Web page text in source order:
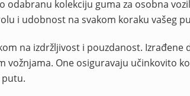
odabranu kolekciju guma za osobna
i udobnost na svakom koraku vašeg
na izdržljivost i pouzdanost. Izrađene
One osiguravaju učinkovito